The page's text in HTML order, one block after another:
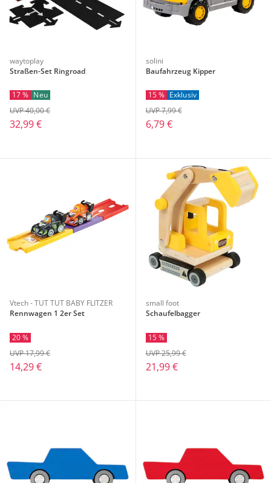
waytoplay
Straßen-Set Ringroad
17 % Neu
32,99 €
UVP 40,00 €
solini
Baufahrzeug Kipper
15 % Exklusiv
6,79 €
UVP 7,99 €
Vtech - TUT TUT BABY FLITZER
Rennwagen 1 2er Set
20 %
14,29 €
UVP 17,99 €
small foot
Schaufelbagger
15 %
21,99 €
UVP 25,99 €